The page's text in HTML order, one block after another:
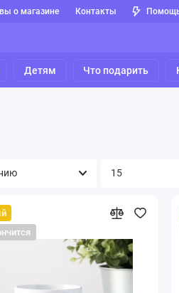
о магазине Контакты
Детям Что подарить